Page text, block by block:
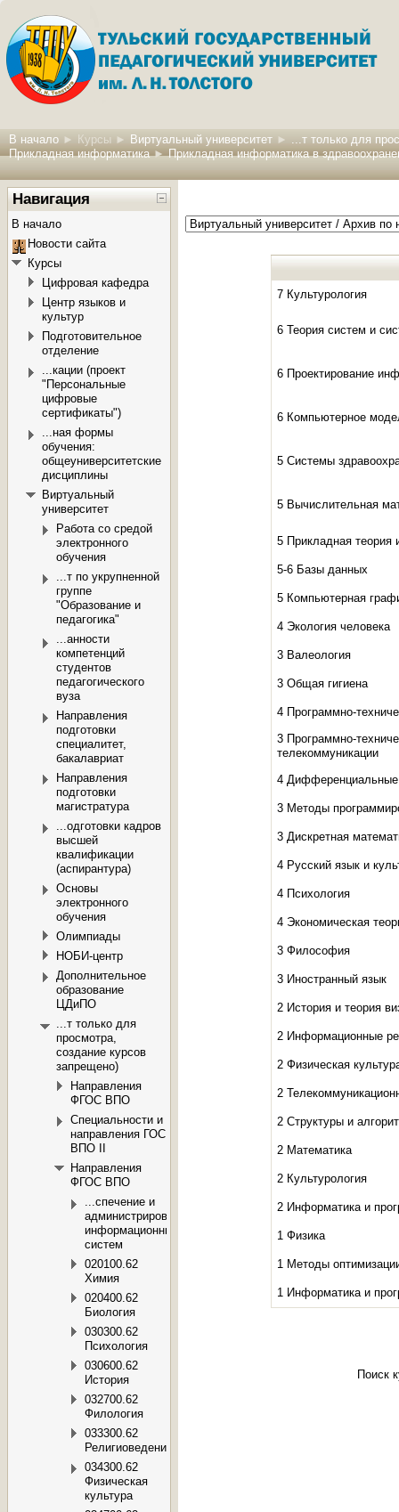
В начало ► Курсы ► Виртуальный университет ► ...т только для
Прикладная информатика ► Прикладная информатика в
7 Культурология
6 Теория систем и
6 Проектирование
6 Компьютерное
5 Системы
5 Вычислительная
5 Прикладная теория
5-6 Базы данных
5 Компьютерная
4 Экология человека
3 Валеология
3 Общая гигиена
4 Программно-
3 Программно-
телекоммуникации
4 Дифференциальные
3 Методы
3 Дискретная
4 Русский язык и
4 Психология
4 Экономическая
3 Философия
3 Иностранный язык
2 История и теория
2 Информационные
2 Физическая
2
2 Структуры и
2 Математика
2 Культурология
2 Информатика и
1 Физика
1 Методы
1 Информатика и
Поиск
Навигация
В начало
Новости сайта
Курсы
Цифровая кафедра
Центр языков и
культур
Подготовительное
отделение
...кации (проект
"Персональные
цифровые
сертификаты")
...ная формы
обучения:
общеуниверситетские
дисциплины
Виртуальный
университет
Работа со средой
электронного
обучения
...т по укрупненной
группе
"Образование и
педагогика"
...анности
компетенций
студентов
педагогического
вуза
Направления
подготовки
специалитет,
бакалавриат
Направления
подготовки
магистратура
...одготовки кадров
высшей
квалификации
(аспирантура)
Основы
электронного
обучения
Олимпиады
НОБИ-центр
Дополнительное
образование
ЦДиПО
...т только для
просмотра,
создание курсов
запрещено)
Направления
ФГОС ВПО
Специальности и
направления ГОС
ВПО II
Направления
ФГОС ВПО
...спечение и
администрирование
информационных
систем
020100.62
Химия
020400.62
Биология
030300.62
Психология
030600.62
История
032700.62
Филология
033300.62
Религиоведение
034300.62
Физическая
культура